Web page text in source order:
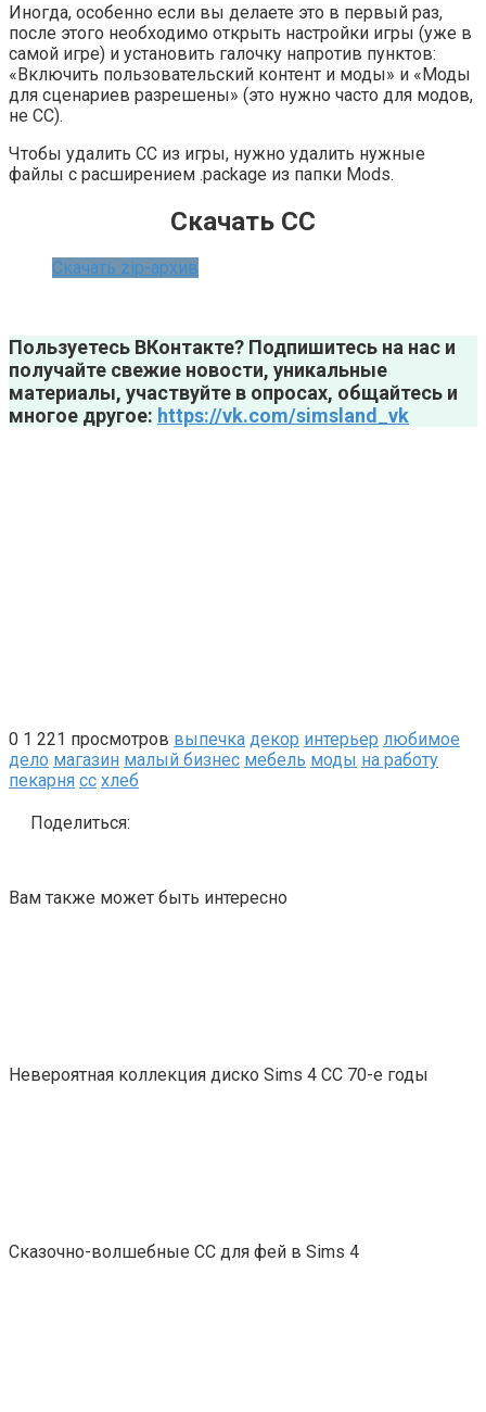
Иногда, особенно если вы делаете это в первый раз,
после этого необходимо открыть настройки игры (уже в
самой игре) и установить галочку напротив пунктов:
«Включить пользовательский контент и моды» и «Моды
для сценариев разрешены» (это нужно часто для модов,
не СС).
Чтобы удалить СС из игры, нужно удалить нужные
файлы с расширением .package из папки Mods.
Скачать CC
Скачать zip-архив
Пользуетесь ВКонтакте? Подпишитесь на нас и
получайте свежие новости, уникальные
материалы, участвуйте в опросах, общайтесь и
многое другое: https://vk.com/simsland_vk
0 1 221 просмотров выпечка декор интерьер любимое
дело магазин малый бизнес мебель моды на работу
пекарня сс хлеб
Поделиться:
Вам также может быть интересно
Невероятная коллекция диско Sims 4 CC 70-е годы
Сказочно-волшебные СС для фей в Sims 4